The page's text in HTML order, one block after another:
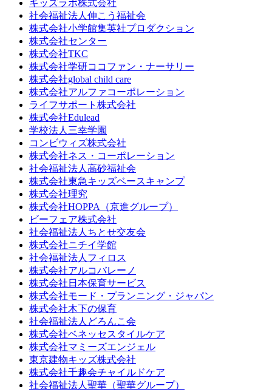
キッズラボ株式会社
社会福祉法人伸こう福祉会
株式会社小学館集英社プロダクション
株式会社センター
株式会社TKC
株式会社学研ココファン・ナーサリー
株式会社global child care
株式会社アルファコーポレーション
ライフサポート株式会社
株式会社Edulead
学校法人三幸学園
コンビウィズ株式会社
株式会社ネス・コーポレーション
社会福祉法人高砂福祉会
株式会社東急キッズベースキャンプ
株式会社理究
株式会社HOPPA（京進グループ）
ビーフェア株式会社
社会福祉法人ちとせ交友会
株式会社ニチイ学館
社会福祉法人フィロス
株式会社アルコバレーノ
株式会社日本保育サービス
株式会社モード・プランニング・ジャパン
株式会社木下の保育
社会福祉法人どろんこ会
株式会社ベネッセスタイルケア
株式会社マミーズエンジェル
東京建物キッズ株式会社
株式会社千趣会チャイルドケア
社会福祉法人聖華（聖華グループ）